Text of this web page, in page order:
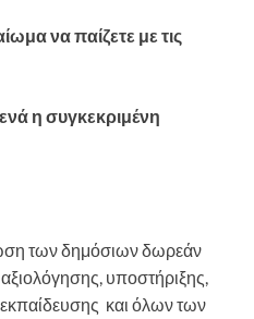
να παίζετε με τις
η συγκεκριμένη
των δημόσιων δωρεάν
υποστήριξης,
εκπαίδευσης και όλων των